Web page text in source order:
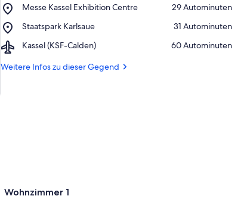
Spangenberg
Messe Kassel Exhibition Centre
Place,
Kassel
Centre
‪29 Autominuten‬
Staatspark Karlsaue
Place,
Karlsaue
‪31 Autominuten‬
Kassel (KSF-Calden)
Airport,
(KSF-
‪60 Autominuten‬
Weitere Infos zu dieser Gegend
Wohnzimmer 1